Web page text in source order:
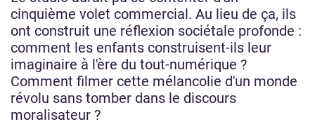
cinquième volet commercial. Au lieu de ça, ils
ont construit une réflexion sociétale profonde :
comment les enfants construisent-ils leur
imaginaire à l'ère du tout-numérique ?
Comment filmer cette mélancolie d'un monde
révolu sans tomber dans le discours
moralisateur ?